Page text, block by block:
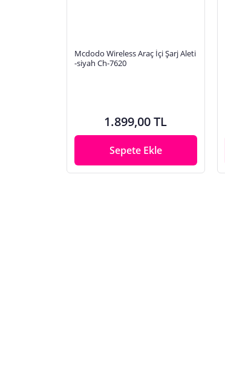
Mcdodo Wireless Araç İçi Şarj Aleti
-siyah Ch-7620
1.899,00 TL
Sepete Ekle